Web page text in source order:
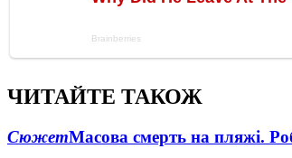
ЧИТАЙТЕ ТАКОЖ
СюжетМасова смерть на пляжі.